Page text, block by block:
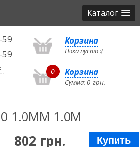
Каталог
59
59
Корзина
Пока пусто :(
0 Корзина
Сумма:0 грн.
1.0ММ 1.0М
802 грн. Купить